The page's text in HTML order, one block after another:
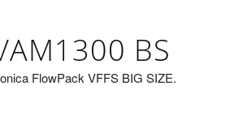
BS
FlowPack VFFS BIG SIZE.